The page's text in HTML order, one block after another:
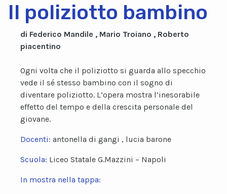
Il poliziotto bambino
di Federico Mandile , Mario Troiano , Roberto
piacentino
Ogni volta che il poliziotto si guarda allo specchio
vede il sé stesso bambino con il sogno di
diventare poliziotto. L’opera mostra l’inesorabile
effetto del tempo e della crescita personale del
giovane.
Docenti: antonella di gangi , lucia barone
Scuola: Liceo Statale G.Mazzini – Napoli
In mostra nella tappa: